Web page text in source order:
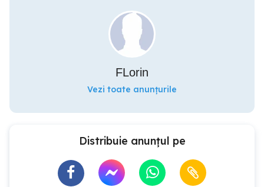
FLorin
Vezi toate anunțurile
Distribuie anunțul pe